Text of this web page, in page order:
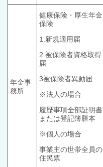
年金事
務所
健康保険・厚生年金
保険
1.新規適用届
2.被保険者資格取得
届
3被保険者異動届
※法人の場合
履歴事項全部証明書
または登記簿謄本
※個人の場合
事業主の世帯全員の
住民票